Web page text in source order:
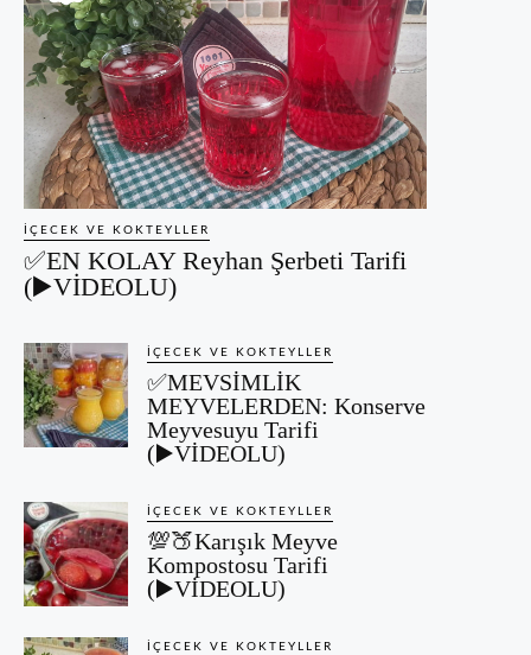
İÇECEK VE KOKTEYLLER
✅EN KOLAY Reyhan Şerbeti Tarifi
(▶️VİDEOLU)
İÇECEK VE KOKTEYLLER
✅MEVSİMLİK
MEYVELERDEN: Konserve
Meyvesuyu Tarifi
(▶️VİDEOLU)
İÇECEK VE KOKTEYLLER
💯🍑Karışık Meyve
Kompostosu Tarifi
(▶️VİDEOLU)
İÇECEK VE KOKTEYLLER